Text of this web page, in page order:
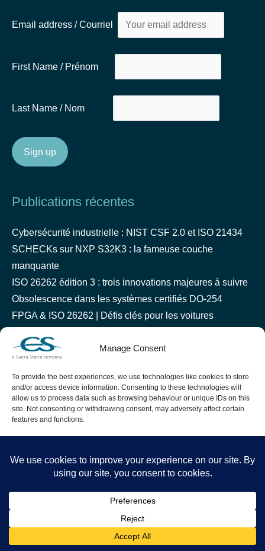
Manage Consent
To provide the best experiences, we use technologies like cookies to store
and/or access device information. Consenting to these technologies will
allow us to process data such as browsing behaviour or unique IDs on this
site. Not consenting or withdrawing consent, may adversely affect certain
features and functions.
Deny
View preferences
Elementor #13529
Email address / Courriel
First Name / Prénom
Last Name / Nom
Publications récentes
Cybersécurité industrielle : NIST CSF 2.0 et ISO 21434
SCHECKs sur NXP S32K3 : la fameuse couche
manquante
ISO 26262 édition 3 : trois innovations majeures à suivre
Obsolescence dans les systèmes certifiés DO-254
FPGA & ISO 26262 | Défis clés pour les voitures
À propos de CS Canada
Établi à Montréal en 2000, CS Canada est un leader
dans le design et les tests de logiciels critiques dans les
industries suivantes : Sécurité & Défense, Espace,
Aéronautique et Automobile.